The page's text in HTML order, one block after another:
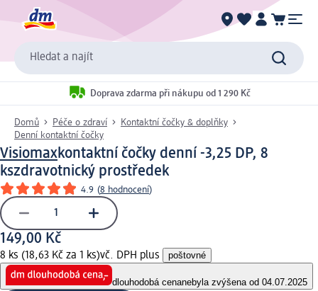
Hledat a najít
Doprava zdarma při nákupu od 1 290 Kč
Domů Péče o zdraví
Kontaktní čočky & doplňky
Denní kontaktní čočky
Visiomaxkontaktní čočky denní -3,25 DP, 8
kszdravotnický prostředek
4.9 (8 hodnocení)
149,00 Kč
8 ks (18,63 Kč za 1 ks)vč. DPH plus poštovné
dlouhodobá cenanebyla zvýšena od 04.07.2025